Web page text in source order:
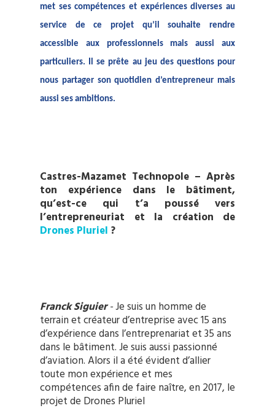
met ses compétences et expériences diverses au
service de ce projet qu’il souhaite rendre
accessible aux professionnels mais aussi aux
particuliers. Il se prête au jeu des questions pour
nous partager son quotidien d’entrepreneur mais
aussi ses ambitions.
Castres-Mazamet Technopole – Après
ton expérience dans le bâtiment,
qu’est-ce qui t’a poussé vers
l’entrepreneuriat et la création de
Drones Pluriel ?
Franck Siguier-Je suis un homme de
terrain et créateur d’entreprise avec 15 ans
d’expérience dans l’entreprenariat et 35 ans
dans le bâtiment. Je suis aussi passionné
d’aviation. Alors il a été évident d’allier
toute mon expérience et mes
compétences afin de faire naître, en 2017, le
projet de Drones Pluriel